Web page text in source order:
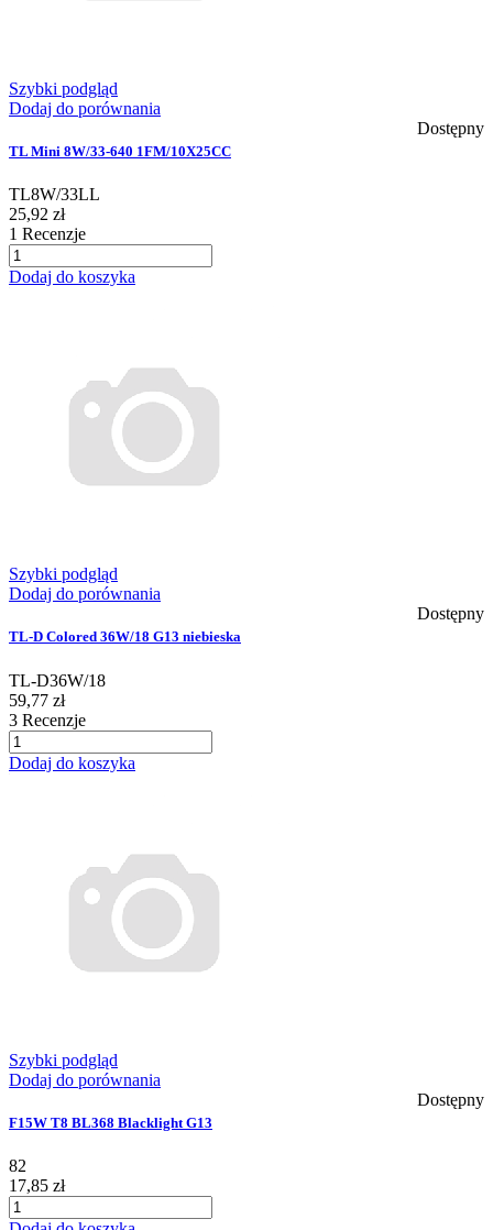
Szybki podgląd
Dodaj do porównania
Dostępny
TL Mini 8W/33-640 1FM/10X25CC
TL8W/33LL
25,92 zł
1 Recenzje
Dodaj do koszyka
Szybki podgląd
Dodaj do porównania
Dostępny
TL-D Colored 36W/18 G13 niebieska
TL-D36W/18
59,77 zł
3 Recenzje
Dodaj do koszyka
Szybki podgląd
Dodaj do porównania
Dostępny
F15W T8 BL368 Blacklight G13
82
17,85 zł